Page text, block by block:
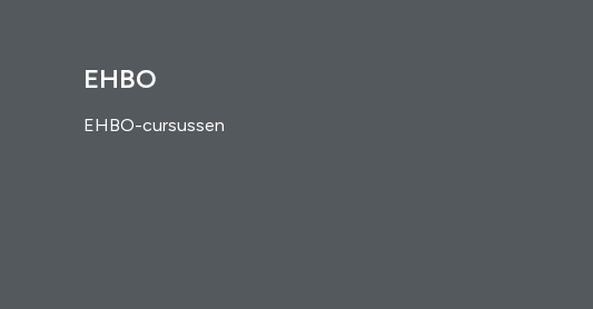
EHBO
EHBO-cursussen